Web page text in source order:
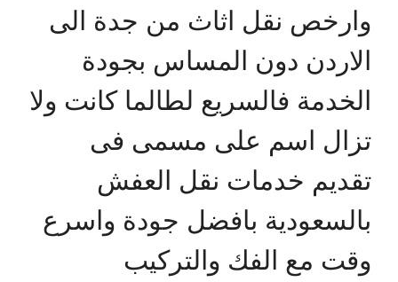
وارخص نقل اثاث من جدة الى
الاردن دون المساس بجودة
الخدمة فالسريع لطالما كانت ولا
تزال اسم على مسمى فى
تقديم خدمات نقل العفش
بالسعودية بافضل جودة واسرع
وقت مع الفك والتركيب